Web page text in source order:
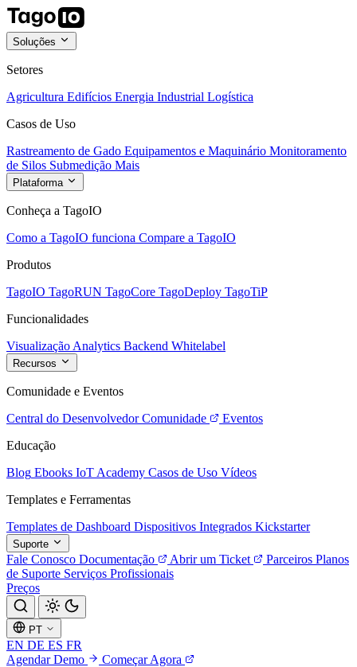
Soluções
Setores
Agricultura Edifícios Energia Industrial Logística
Casos de Uso
Rastreamento de Gado Equipamentos e Maquinário Monitoramento
de Silos Submedição Mais
Plataforma
Conheça a TagoIO
Como a TagoIO funciona Compare a TagoIO
Produtos
TagoIO TagoRUN TagoCore TagoDeploy TagoTiP
Funcionalidades
Visualização Analytics Backend Whitelabel
Recursos
Comunidade e Eventos
Central do Desenvolvedor Comunidade
Eventos
Educação
Blog Ebooks IoT Academy Casos de Uso Vídeos
Templates e Ferramentas
Templates de Dashboard Dispositivos Integrados Kickstarter
Suporte
Fale Conosco Documentação Abrir um Ticket Parceiros Planos
de Suporte Serviços Profissionais
Preços
PT
EN DE ES FR
Agendar Demo
Começar Agora